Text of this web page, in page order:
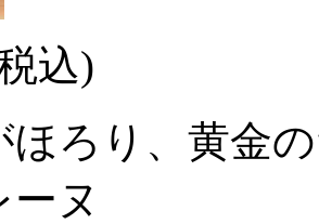
込)
ほろり、黄金
ヌ